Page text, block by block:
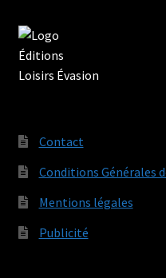
Contact
Conditions Générales
Mentions légales
Publicité